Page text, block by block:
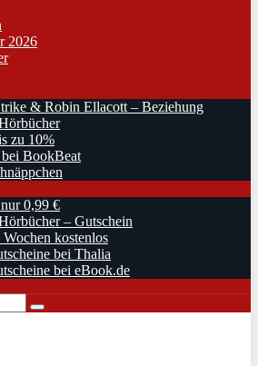
2026
& Robin Ellacott – Beziehung
zu 10%
BookBeat
0,99 €
– Gutschein
kostenlos
bei Thalia
bei eBook.de